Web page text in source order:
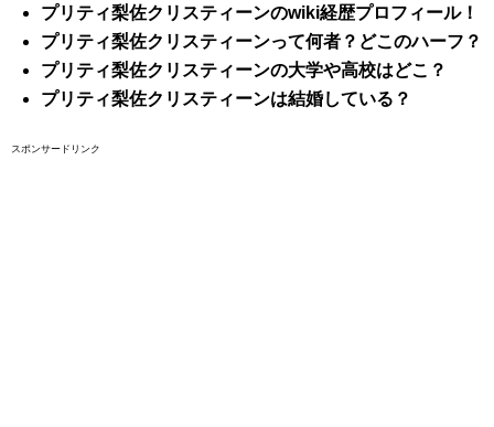
プリティ梨佐クリスティーンのwiki経歴プロフィール！
プリティ梨佐クリスティーンって何者？どこのハーフ？
プリティ梨佐クリスティーンの大学や高校はどこ？
プリティ梨佐クリスティーンは結婚している？
スポンサードリンク